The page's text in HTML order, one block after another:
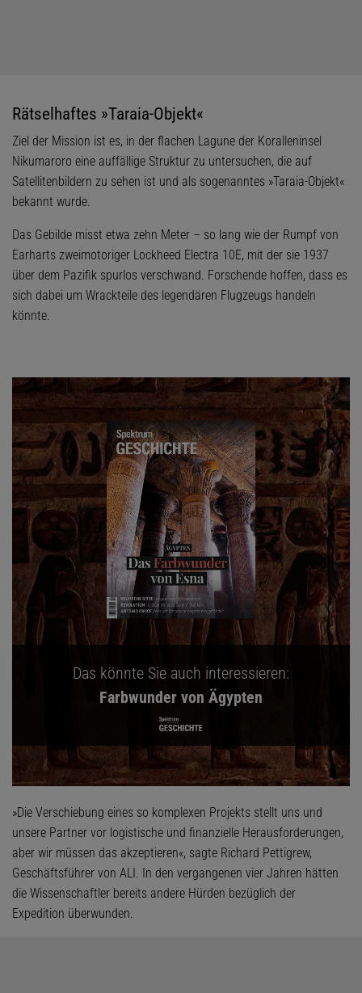
Rätselhaftes »Taraia-Objekt«
Ziel der Mission ist es, in der flachen Lagune der Koralleninsel
Nikumaroro eine auffällige Struktur zu untersuchen, die auf
Satellitenbildern zu sehen ist und als sogenanntes »Taraia-Objekt«
bekannt wurde.
Das Gebilde misst etwa zehn Meter – so lang wie der Rumpf von
Earharts zweimotoriger Lockheed Electra 10E, mit der sie 1937
über dem Pazifik spurlos verschwand. Forschende hoffen, dass es
sich dabei um Wrackteile des legendären Flugzeugs handeln
könnte.
Das könnte Sie auch interessieren:
Farbwunder von Ägypten
»Die Verschiebung eines so komplexen Projekts stellt uns und
unsere Partner vor logistische und finanzielle Herausforderungen,
aber wir müssen das akzeptieren«, sagte Richard Pettigrew,
Geschäftsführer von ALI. In den vergangenen vier Jahren hätten
die Wissenschaftler bereits andere Hürden bezüglich der
Expedition überwunden.